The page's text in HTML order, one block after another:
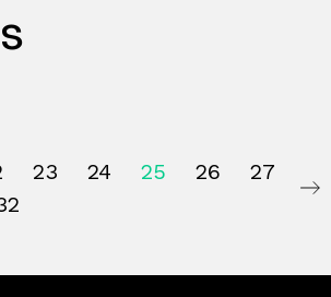
23 24 25 26
27